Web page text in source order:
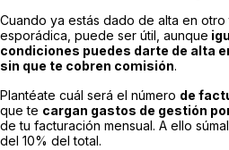
Cuando ya estás dado de alta en
esporádica, puede ser útil, aunque
condiciones puedes darte de alta
sin que te cobren comisión.
Plantéate cuál será el número de
que te cargan gastos de gestión
de tu facturación mensual. A ello
del 10% del total.